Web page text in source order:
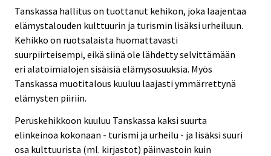
Tanskassa hallitus on tuottanut kehikon, joka laajentaa
elämystalouden kulttuurin ja turismin lisäksi urheiluun.
Kehikko on ruotsalaista huomattavasti
suurpiirteisempi, eikä siinä ole lähdetty selvittämään
eri alatoimialojen sisäisiä elämysosuuksia. Myös
Tanskassa muotitalous kuuluu laajasti ymmärrettynä
elämysten piiriin.
Peruskehikkoon kuuluu Tanskassa kaksi suurta
elinkeinoa kokonaan - turismi ja urheilu - ja lisäksi suuri
osa kulttuurista (ml. kirjastot) päinvastoin kuin